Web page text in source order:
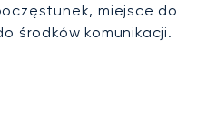
miejsce do
środków komunikacji.